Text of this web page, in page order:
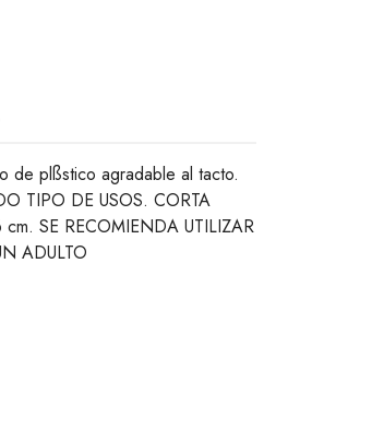
de plßstico agradable al tacto.
TIPO DE USOS. CORTA
SE RECOMIENDA UTILIZAR
ADULTO